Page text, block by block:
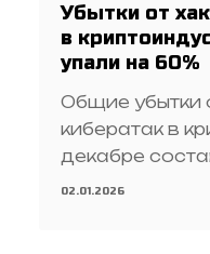
Убытки от
в
упали на 60%
Общие убытки
кибератак в
декабре
02.01.2026